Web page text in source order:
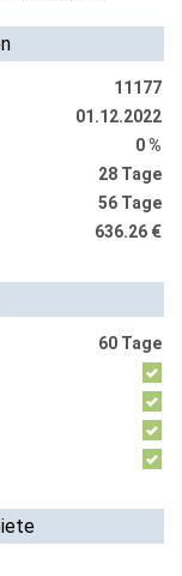
11177
01.12.2022
0 %
28 Tage
56 Tage
636.26 €
60 Tage